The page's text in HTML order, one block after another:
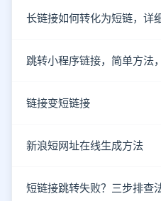
长链接如何转化为短链，详
跳转小程序链接，简单方法
链接变短链接
新浪短网址在线生成方法
短链接跳转失败？三步排查